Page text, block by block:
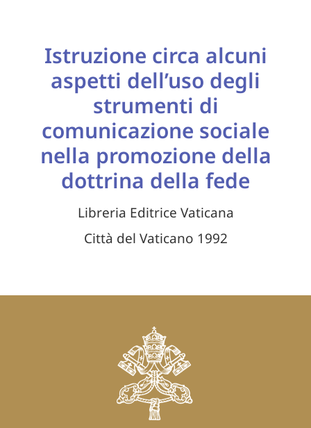
Istruzione circa alcuni
aspetti dell’uso degli
strumenti di
comunicazione sociale
nella promozione della
dottrina della fede
Libreria Editrice Vaticana
Città del Vaticano 1992